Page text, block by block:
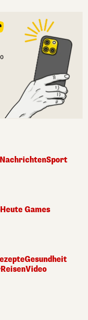
NachrichtenSport
Heute Games
Gesundheit
ReisenVideo